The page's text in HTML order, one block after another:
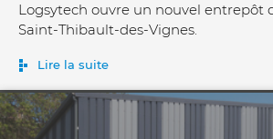
Logsytech ouvre un nouvel entrepôt
Saint-Thibault-des-Vignes.
Lire la suite